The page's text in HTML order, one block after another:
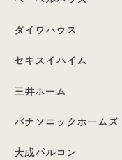
ダイワハウス
セキスイハイム
三井ホーム
パナソニックホームズ
大成パルコン